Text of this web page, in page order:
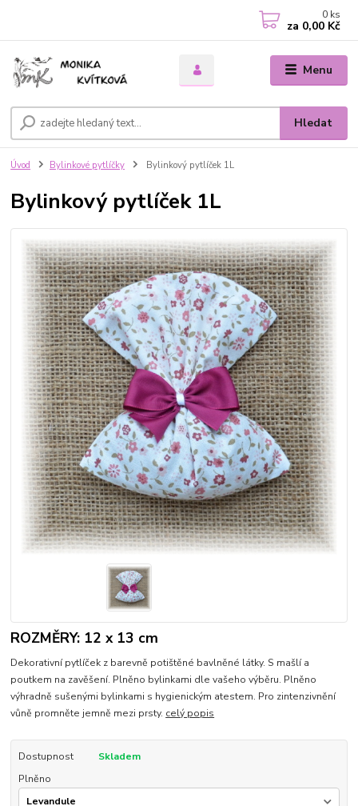
Menu
Hledat
0 ks
za 0,00 Kč
Úvod Bylinkové pytlíčky Bylinkový pytlíček 1L
Bylinkový pytlíček 1L
ROZMĚRY: 12 x 13 cm
Dekorativní pytlíček z barevně potištěné bavlněné látky. S mašlí a
poutkem na zavěšení. Plněno bylinkami dle vašeho výběru. Plněno
výhradně sušenými bylinkami s hygienickým atestem. Pro zintenzivnění
vůně promněte jemně mezi prsty. celý popis
Dostupnost
Skladem
Plněno